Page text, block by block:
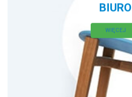
BIURO
WIĘCEJ